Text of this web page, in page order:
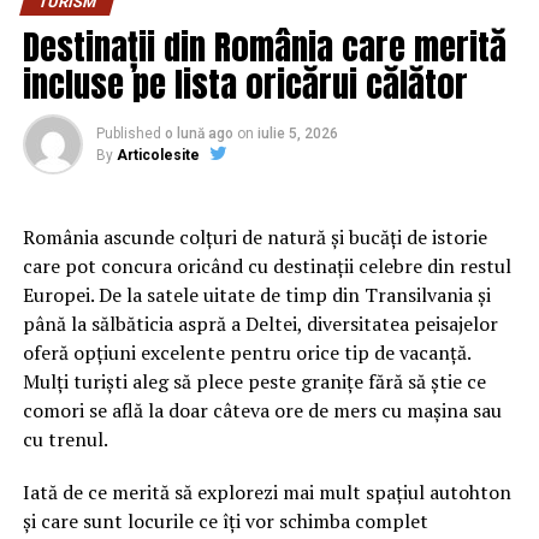
este mereu la dispoziția ta, pregătit să îți ofere cele mai
bune sfaturi și sugestii pentru a-ți face șederea cât mai
plăcută.
În plus,
The Gerald’s Hoteldispune de o gamă largă de
facilități pentru oaspeții săi. Întrucât ai ales o
Rădăuți
un restaurant care servește preparate delicioase atât
din bucătăria tradițională românească, dar și cea
internațională. Chefii îți stau la dispoziție și cu meniuri
pentru diete speciale sau pentru copii. Totodată, este
locul perfect pentru a-ți începe dimineața cu o cafea
proaspăt măcinată și cu un mic dejun tip bufet, à la
carte sau continental.
răcoritoare și de liniște pe terasa special amenajată. De
asemenea, în interiorul hotelului găsești și o zonă de bar,
Destinații din România care merită
incluse pe lista oricărui călător
Published o lună ago on iulie 5, 2026
By Articolesite
România ascunde colțuri de natură și bucăți de istorie
care pot concura oricând cu destinații celebre din restul
Europei. De la satele uitate de timp din Transilvania și
până la sălbăticia aspră a Deltei, diversitatea peisajelor
oferă opțiuni excelente pentru orice tip de vacanță.
Mulți turiști aleg să plece peste granițe fără să știe ce
comori se află la doar câteva ore de mers cu mașina sau
cu trenul.
Iată de ce merită să explorezi mai mult spațiul autohton
și care sunt locurile ce îți vor schimba complet